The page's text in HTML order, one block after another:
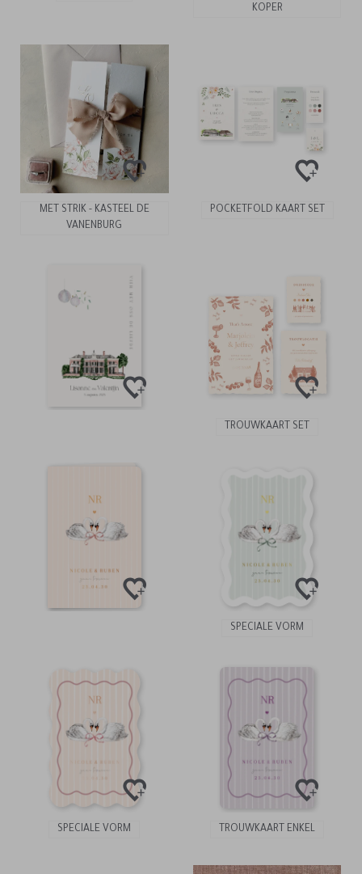
KOPER
MET STRIK - KASTEEL DE
VANENBURG
POCKETFOLD KAART SET
TROUWKAART SET
SPECIALE VORM
SPECIALE VORM TROUWKAART ENKEL